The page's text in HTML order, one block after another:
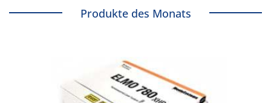
Produkte des Monats